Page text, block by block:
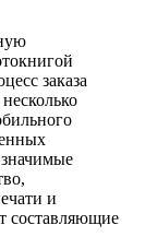
заказа
и
составляющие